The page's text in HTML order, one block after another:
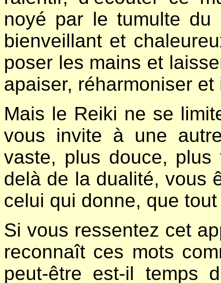
noyé par le tumulte du
bienveillant et
poser les mains et
apaiser, réharmoniser et
Mais le Reiki ne se
vous invite à une
vaste, plus douce, plus
delà de la dualité, vous
celui qui donne, que
Si vous ressentez cet
reconnaît ces mots
peut-être est-il temps